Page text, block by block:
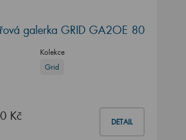
galerka GRID GA2OE 80
Kolekce
Grid
Kč DETAIL